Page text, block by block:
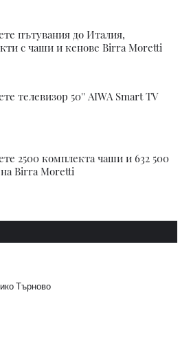
пътувания до Италия,
с чаши и кенове Birra Moretti
телевизор 50'' AIWA Smart TV
2500 комплекта чаши и 632 500
Birra Moretti
Търново